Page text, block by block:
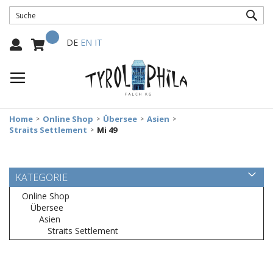
Mein Warenkorb
Select
DE EN IT
Home Online Shop Übersee
Asien
Straits Settlement
Mi 49
KATEGORIE
Online Shop
Übersee
Asien
Straits Settlement